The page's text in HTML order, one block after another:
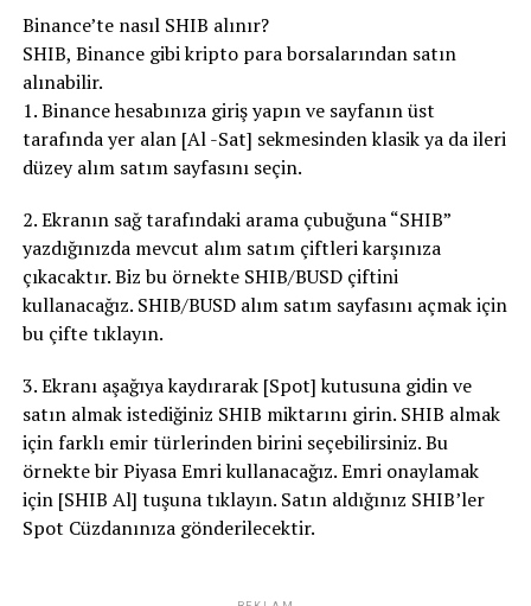
Binance’te nasıl SHIB alınır?
SHIB, Binance gibi kripto para borsalarından satın
alınabilir.
1. Binance hesabınıza giriş yapın ve sayfanın üst
tarafında yer alan [Al -Sat] sekmesinden klasik ya da ileri
düzey alım satım sayfasını seçin.
2. Ekranın sağ tarafındaki arama çubuğuna “SHIB”
yazdığınızda mevcut alım satım çiftleri karşınıza
çıkacaktır. Biz bu örnekte SHIB/BUSD çiftini
kullanacağız. SHIB/BUSD alım satım sayfasını açmak için
bu çifte tıklayın.
3. Ekranı aşağıya kaydırarak [Spot] kutusuna gidin ve
satın almak istediğiniz SHIB miktarını girin. SHIB almak
için farklı emir türlerinden birini seçebilirsiniz. Bu
örnekte bir Piyasa Emri kullanacağız. Emri onaylamak
için [SHIB Al] tuşuna tıklayın. Satın aldığınız SHIB’ler
Spot Cüzdanınıza gönderilecektir.